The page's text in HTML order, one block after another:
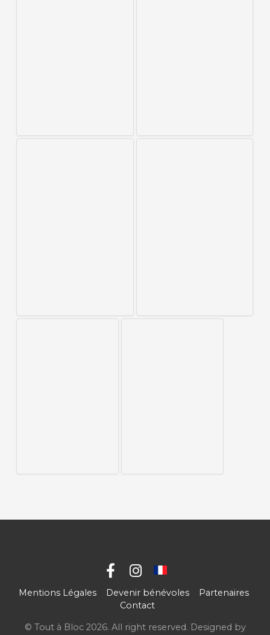
Mentions Légales Devenir bénévoles
Partenaires
Contact
© Tout à Bloc 2026. All right reserved. Designed by